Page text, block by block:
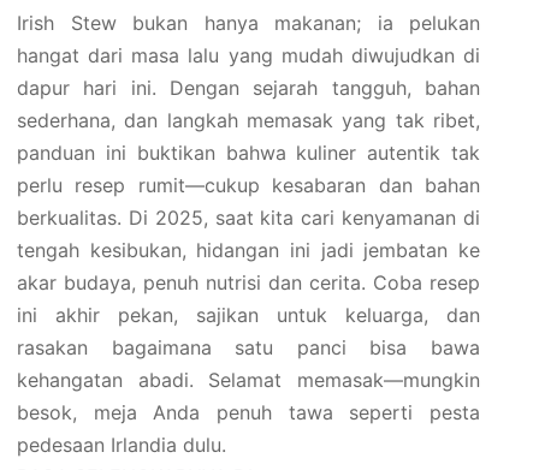
Irish Stew bukan hanya makanan; ia pelukan
hangat dari masa lalu yang mudah diwujudkan di
dapur hari ini. Dengan sejarah tangguh, bahan
sederhana, dan langkah memasak yang tak ribet,
panduan ini buktikan bahwa kuliner autentik tak
perlu resep rumit—cukup kesabaran dan bahan
berkualitas. Di 2025, saat kita cari kenyamanan di
tengah kesibukan, hidangan ini jadi jembatan ke
akar budaya, penuh nutrisi dan cerita. Coba resep
ini akhir pekan, sajikan untuk keluarga, dan
rasakan bagaimana satu panci bisa bawa
kehangatan abadi. Selamat memasak—mungkin
besok, meja Anda penuh tawa seperti pesta
pedesaan Irlandia dulu.